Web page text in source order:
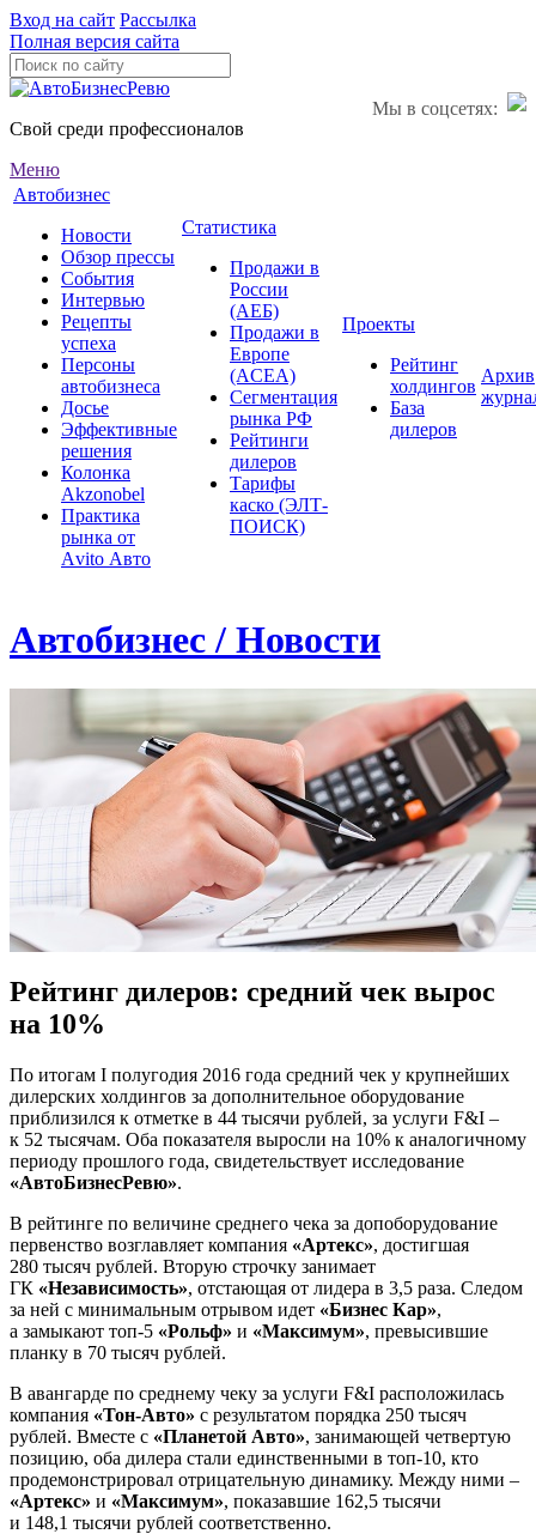
Вход на сайт Рассылка
Полная версия сайта
Мы в соцсетях:
Свой среди профессионалов
Меню
Автобизнес
Новости
Обзор прессы
События
Интервью
Рецепты
успеха
Персоны
автобизнеса
Досье
Эффективные
решения
Колонка
Akzonobel
Практика
рынка от
Аvito Авто
Статистика
Продажи в
России
(АЕБ)
Продажи в
Европе
(ACEA)
Сегментация
рынка РФ
Рейтинги
дилеров
Тарифы
каско (ЭЛТ-
ПОИСК)
Проекты
Рейтинг
холдингов
База
дилеров
Архив
Автобизнес / Новости
Рейтинг дилеров: средний чек вырос
на 10%
По итогам I полугодия 2016 года средний чек у крупнейших
дилерских холдингов за дополнительное оборудование
приблизился к отметке в 44 тысячи рублей, за услуги F&I –
к 52 тысячам. Оба показателя выросли на 10% к аналогичному
периоду прошлого года, свидетельствует исследование
«АвтоБизнесРевю».
В рейтинге по величине среднего чека за допоборудование
первенство возглавляет компания «Артекс», достигшая
280 тысяч рублей. Вторую строчку занимает
ГК «Независимость», отстающая от лидера в 3,5 раза. Следом
за ней с минимальным отрывом идет «Бизнес Кар»,
а замыкают топ-5 «Рольф» и «Максимум», превысившие
планку в 70 тысяч рублей.
В авангарде по среднему чеку за услуги F&I расположилась
компания «Тон-Авто» с результатом порядка 250 тысяч
рублей. Вместе с «Планетой Авто», занимающей четвертую
позицию, оба дилера стали единственными в топ-10, кто
продемонстрировал отрицательную динамику. Между ними –
«Артекс» и «Максимум», показавшие 162,5 тысячи
и 148,1 тысячи рублей соответственно.